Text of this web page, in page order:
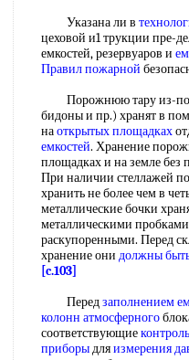
Указана ли в
цеховой и1 трукции пре-
емкостей, резервуаров и
Правил пожарной
Порожнюю тару из-под
бидоны и пр.) хранят в
наоткрытых площадках
емкостей. Хранение
площадках и на земле без
При наличии стеллажей
хранить не более чем в
металлические бочки
металлическими
раскупоренными. Перед
хранение они должны
[c.103]
Передзаполнением
колонн атмосферного
соответствующие
приборыдляизмерения